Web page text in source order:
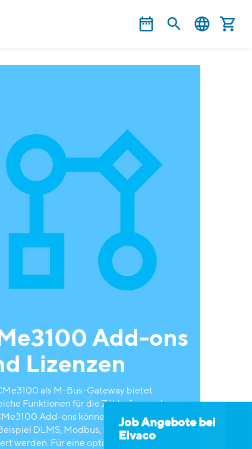
Job Angebote bei
Elvaco
Add-ons
Lizenzen
als M-Bus-Gateway bietet
Funktionen für die Zählerfernauslesung.
Add-ons können neue Dienste wie
DLMS, Modbus, REST oder JSON
werden. Für eine optimale Skalierbarkeit